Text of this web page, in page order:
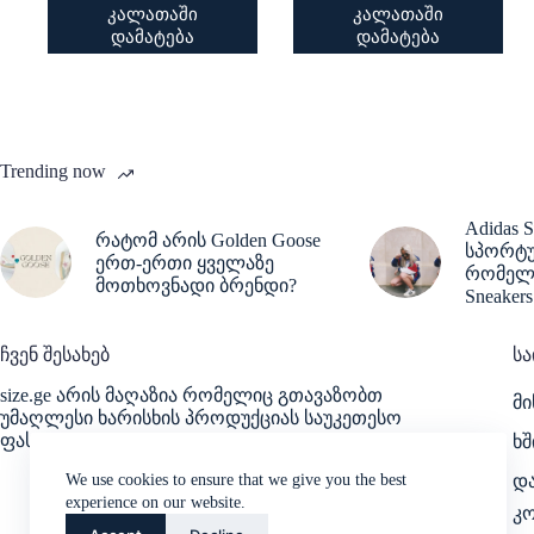
We use cookies to ensure that we give you the best
experience on our website.
was:
220,00 ₾.
is:
180,00 ₾.
კალათაში
დამატება
be
the
product
page
კალათაში
დამატება
the
page
Trending now
რატომ არის Golden Goose
ერთ-ერთი ყველაზე
მოთხოვნადი ბრენდი?
Adidas
ჩვენ შესახებ
size.ge არის მაღაზია რომელიც გთავაზობთ
უმაღლესი ხარისხის პროდუქციას საუკეთესო
ფასად.